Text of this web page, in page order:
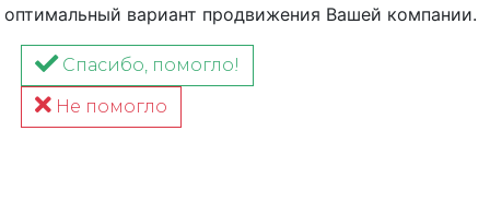
оптимальный вариант продвижения Вашей компании.
Спасибо, помогло!
Не помогло